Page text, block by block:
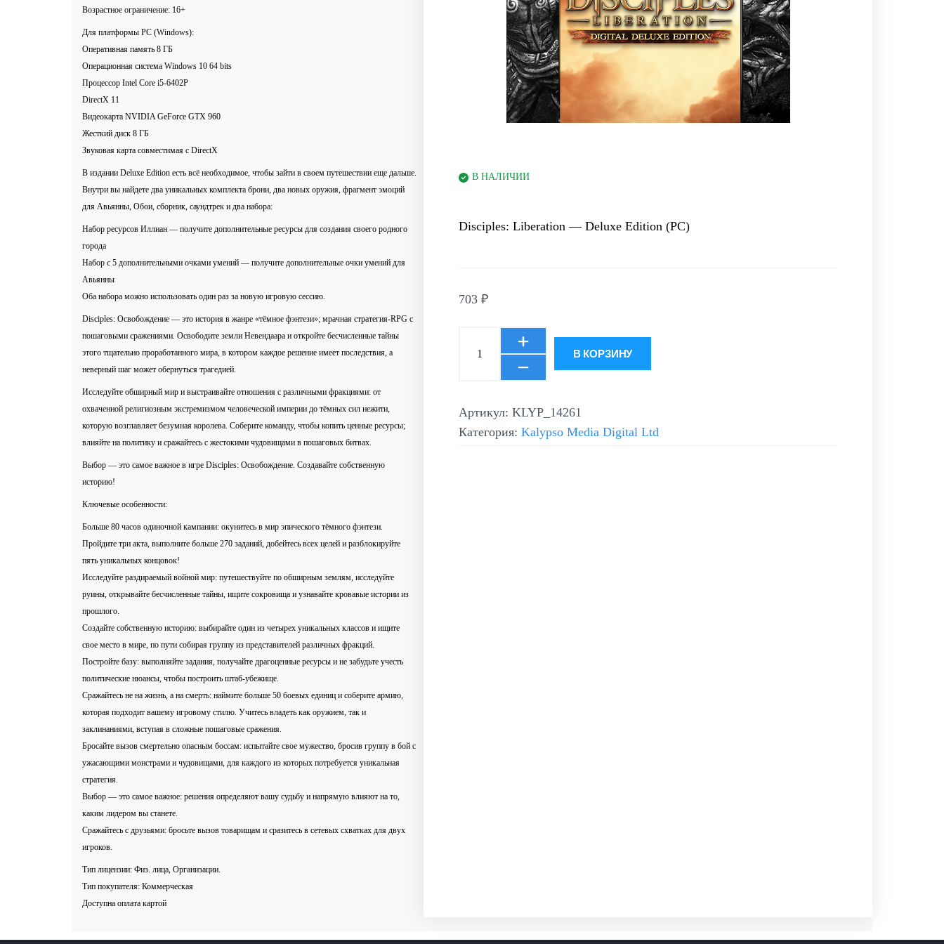
Возрастное ограничение: 16+
Для платформы PC (Windows):
Оперативная память 8 ГБ
Операционная система Windows 10 64 bits
Процессор Intel Core i5-6402P
DirectX 11
Видеокарта NVIDIA GeForce GTX 960
Жесткий диск 8 ГБ
Звуковая карта совместимая c DirectX
В издании Deluxe Edition есть всё необходимое, чтобы зайти в своем путешествии еще дальше.
Внутри вы найдете два уникальных комплекта брони, два новых оружия, фрагмент эмоций
для Авьянны, Обои, сборник, саундтрек и два набора:
Набор ресурсов Иллиан — получите дополнительные ресурсы для создания своего родного
города
Набор с 5 дополнительными очками умений — получите дополнительные очки умений для
Авьянны
Оба набора можно использовать один раз за новую игровую сессию.
Disciples: Освобождение — это история в жанре «тёмное фэнтези»; мрачная стратегия-RPG с
пошаговыми сражениями. Освободите земли Невендаара и откройте бесчисленные тайны
этого тщательно проработанного мира, в котором каждое решение имеет последствия, а
неверный шаг может обернуться трагедией.
Исследуйте обширный мир и выстраивайте отношения с различными фракциями: от
охваченной религиозным экстремизмом человеческой империи до тёмных сил нежити,
которую возглавляет безумная королева. Соберите команду, чтобы копить ценные ресурсы;
влияйте на политику и сражайтесь с жестокими чудовищами в пошаговых битвах.
Выбор — это самое важное в игре Disciples: Освобождение. Создавайте собственную
историю!
Ключевые особенности:
Больше 80 часов одиночной кампании: окунитесь в мир эпического тёмного фэнтези.
Пройдите три акта, выполните больше 270 заданий, добейтесь всех целей и разблокируйте
пять уникальных концовок!
Исследуйте раздираемый войной мир: путешествуйте по обширным землям, исследуйте
руины, открывайте бесчисленные тайны, ищите сокровища и узнавайте кровавые истории из
прошлого.
Создайте собственную историю: выбирайте один из четырех уникальных классов и ищите
свое место в мире, по пути собирая группу из представителей различных фракций.
Постройте базу: выполняйте задания, получайте драгоценные ресурсы и не забудьте учесть
политические нюансы, чтобы построить штаб-убежище.
Сражайтесь не на жизнь, а на смерть: наймите больше 50 боевых единиц и соберите армию,
которая подходит вашему игровому стилю. Учитесь владеть как оружием, так и
заклинаниями, вступая в сложные пошаговые сражения.
Бросайте вызов смертельно опасным боссам: испытайте свое мужество, бросив группу в бой с
ужасающими монстрами и чудовищами, для каждого из которых потребуется уникальная
стратегия.
Выбор — это самое важное: решения определяют вашу судьбу и напрямую влияют на то,
каким лидером вы станете.
Сражайтесь с друзьями: бросьте вызов товарищам и сразитесь в сетевых схватках для двух
игроков.
Тип лицензии: Физ. лица, Организации.
Тип покупателя: Коммерческая
Доступна оплата картой
В НАЛИЧИИ
Disciples: Liberation — Deluxe Edition (PC)
703₽
В КОРЗИНУ
Артикул:KLYP_14261
Категория:Kalypso Media Digital Ltd